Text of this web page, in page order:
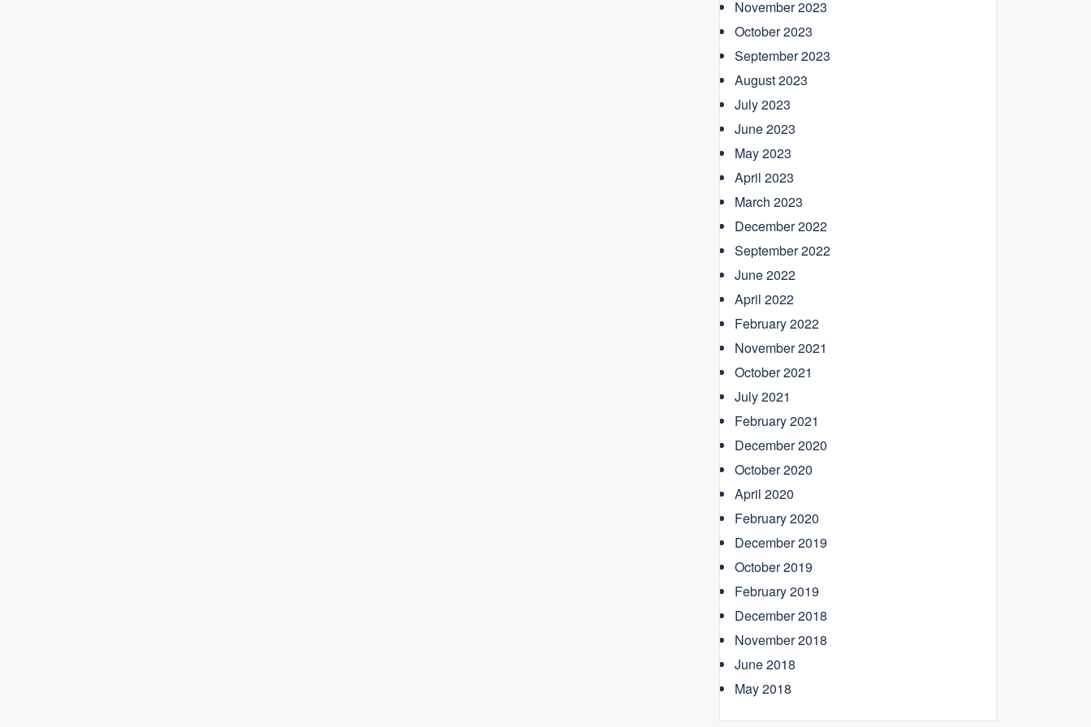
November 2023
October 2023
September 2023
August 2023
July 2023
June 2023
May 2023
April 2023
March 2023
December 2022
September 2022
June 2022
April 2022
February 2022
November 2021
October 2021
July 2021
February 2021
December 2020
October 2020
April 2020
February 2020
December 2019
October 2019
February 2019
December 2018
November 2018
June 2018
May 2018